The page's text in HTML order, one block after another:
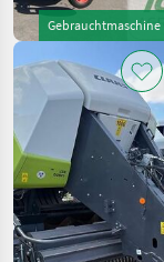
Gebrauchtmaschine